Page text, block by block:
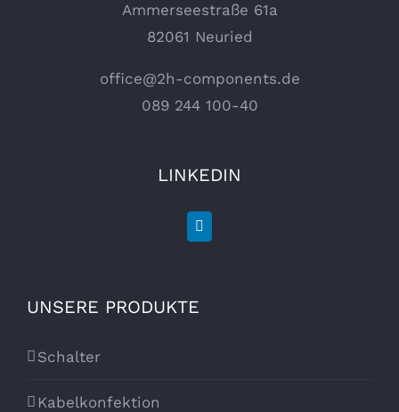
Ammerseestraße 61a
82061 Neuried
office@2h-components.de
089 244 100-40
LINKEDIN
UNSERE PRODUKTE
Schalter
Kabelkonfektion